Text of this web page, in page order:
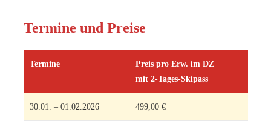
Termine und Preise
Termine
Preis pro Erw. im DZ
mit 2-Tages-Skipass
30.01. – 01.02.2026 499,00 €